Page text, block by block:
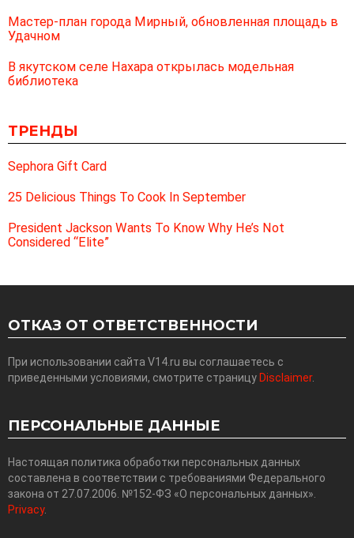
Мастер-план города Мирный, обновленная площадь в
Удачном
В якутском селе Нахара открылась модельная
библиотека
ТРЕНДЫ
Sephora Gift Card
25 Delicious Things To Cook In September
President Jackson Wants To Know Why He’s Not
Considered “Elite”
ОТКАЗ ОТ ОТВЕТСТВЕННОСТИ
При использовании сайта V14.ru вы соглашаетесь с
приведенными условиями, смотрите страницу Disclaimer.
ПЕРСОНАЛЬНЫЕ ДАННЫЕ
Настоящая политика обработки персональных данных
составлена в соответствии с требованиями Федерального
закона от 27.07.2006. №152-ФЗ «О персональных данных».
Privacy.